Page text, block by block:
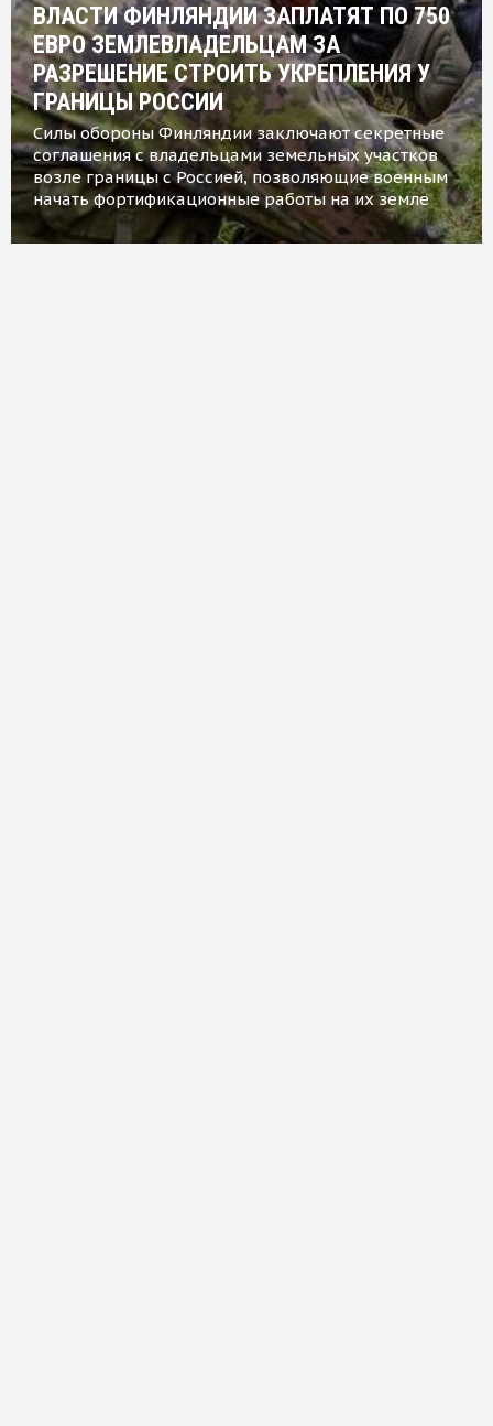
ВЛАСТИ ФИНЛЯНДИИ ЗАПЛАТЯТ ПО 750
ЕВРО ЗЕМЛЕВЛАДЕЛЬЦАМ ЗА
РАЗРЕШЕНИЕ СТРОИТЬ УКРЕПЛЕНИЯ У
ГРАНИЦЫ РОССИИ
Силы обороны Финляндии заключают секретные
соглашения с владельцами земельных участков
возле границы с Россией, позволяющие военным
начать фортификационные работы на их земле